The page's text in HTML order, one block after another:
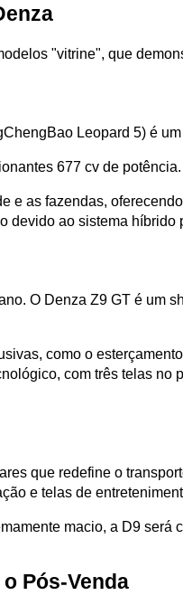
"vitrine", que
Leopard 5) é
677 cv de potência.
e as fazendas,
devido ao sistema híbrido
O Denza Z9 GT é
como o
com três telas
que redefine o
e telas de
macio, a D9
Pós-Venda